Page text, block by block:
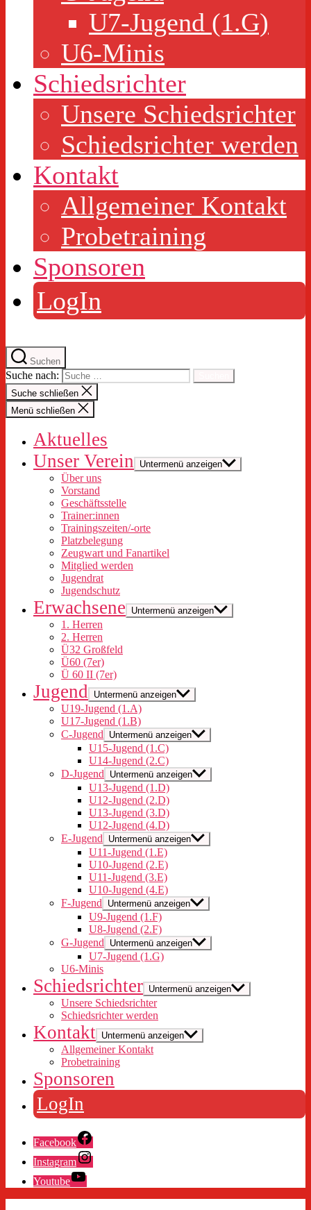
U7-Jugend (1.G)
U6-Minis
Schiedsrichter
Unsere Schiedsrichter
Schiedsrichter werden
Kontakt
Allgemeiner Kontakt
Probetraining
Sponsoren
LogIn
Suchen
Suche nach:
Suche schließen
Menü schließen
Aktuelles
Unser Verein
Untermenü anzeigen
Über uns
Vorstand
Geschäftsstelle
Trainer:innen
Trainingszeiten/-orte
Platzbelegung
Zeugwart und Fanartikel
Mitglied werden
Jugendrat
Jugendschutz
Erwachsene Untermenü anzeigen
1. Herren
2. Herren
Ü32 Großfeld
Ü60 (7er)
Ü 60 II (7er)
Jugend Untermenü anzeigen
U19-Jugend (1.A)
U17-Jugend (1.B)
C-Jugend
Untermenü anzeigen
U15-Jugend (1.C)
U14-Jugend (2.C)
D-Jugend
Untermenü anzeigen
U13-Jugend (1.D)
U12-Jugend (2.D)
U13-Jugend (3.D)
U12-Jugend (4.D)
E-Jugend
Untermenü anzeigen
U11-Jugend (1.E)
U10-Jugend (2.E)
U11-Jugend (3.E)
U10-Jugend (4.E)
F-Jugend
Untermenü anzeigen
U9-Jugend (1.F)
U8-Jugend (2.F)
G-Jugend
Untermenü anzeigen
U7-Jugend (1.G)
U6-Minis
Schiedsrichter Untermenü anzeigen
Unsere Schiedsrichter
Schiedsrichter werden
Kontakt Untermenü anzeigen
Allgemeiner Kontakt
Probetraining
Sponsoren
LogIn
Facebook
Instagram
Youtube